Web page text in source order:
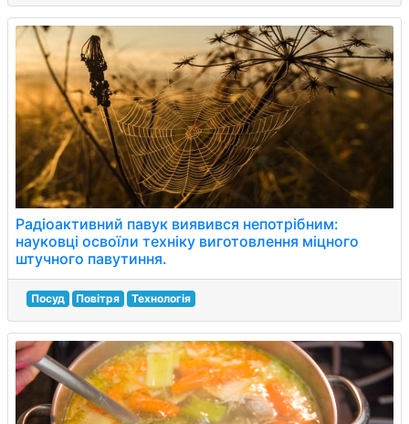
Радіоактивний павук виявився непотрібним:
науковці освоїли техніку виготовлення міцного
штучного павутиння.
Посуд Повітря Технологія